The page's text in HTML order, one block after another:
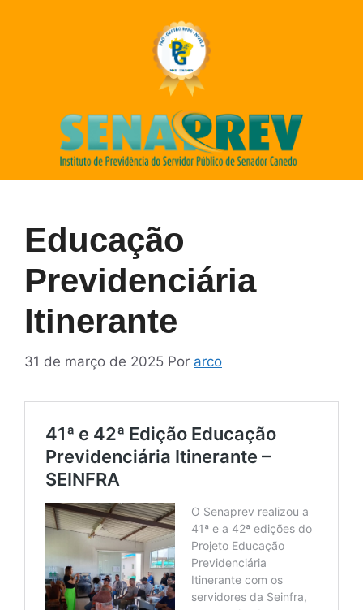
Educação
Previdenciária
Itinerante
31 de março de 2025 Por arco